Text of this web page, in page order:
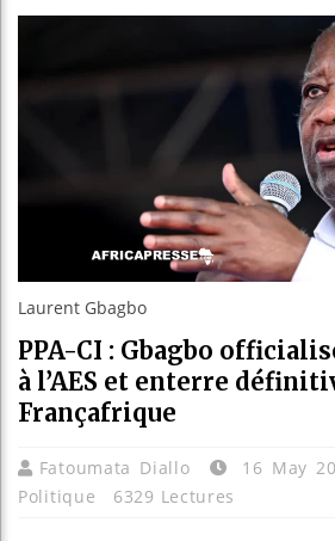
Laurent Gbagbo
PPA-CI : Gbagbo
à l’AES et enterre
Françafrique
Fatoumata Diallo 16 May
Politique
6329 Lectures